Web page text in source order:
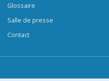
Glossaire
Salle de presse
Contact